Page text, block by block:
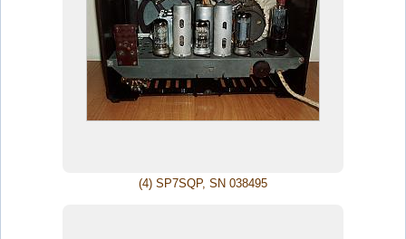
(4) SP7SQP, SN 038495